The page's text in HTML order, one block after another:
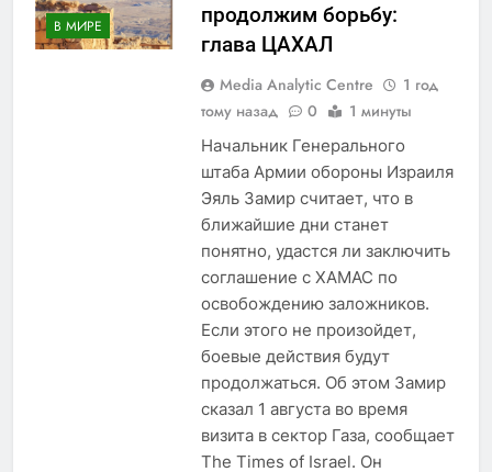
В МИРЕ
продолжим борьбу:
глава ЦАХАЛ
Media Analytic Centre
1 год
тому назад
0 1 минуты
Начальник Генерального
штаба Армии обороны Израиля
Эяль Замир считает, что в
ближайшие дни станет
понятно, удастся ли заключить
соглашение с ХАМАС по
освобождению заложников.
Если этого не произойдет,
боевые действия будут
продолжаться. Об этом Замир
сказал 1 августа во время
визита в сектор Газа, сообщает
The Times of Israel. Он